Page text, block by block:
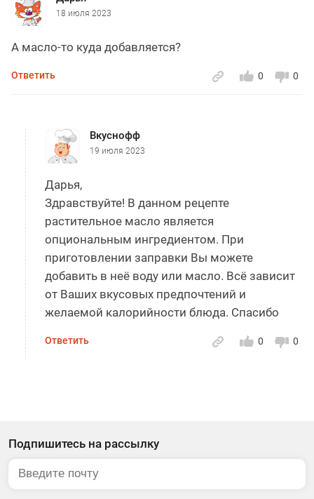
18 июля 2023
А масло-то куда добавляется?
0
0
Ответить
Вкуснофф
19 июля 2023
Дарья,
Здравствуйте! В данном рецепте
растительное масло является
опциональным ингредиентом. При
приготовлении заправки Вы можете
добавить в неё воду или масло. Всё зависит
от Ваших вкусовых предпочтений и
желаемой калорийности блюда. Спасибо
0
0
Ответить
Подпишитесь на рассылку